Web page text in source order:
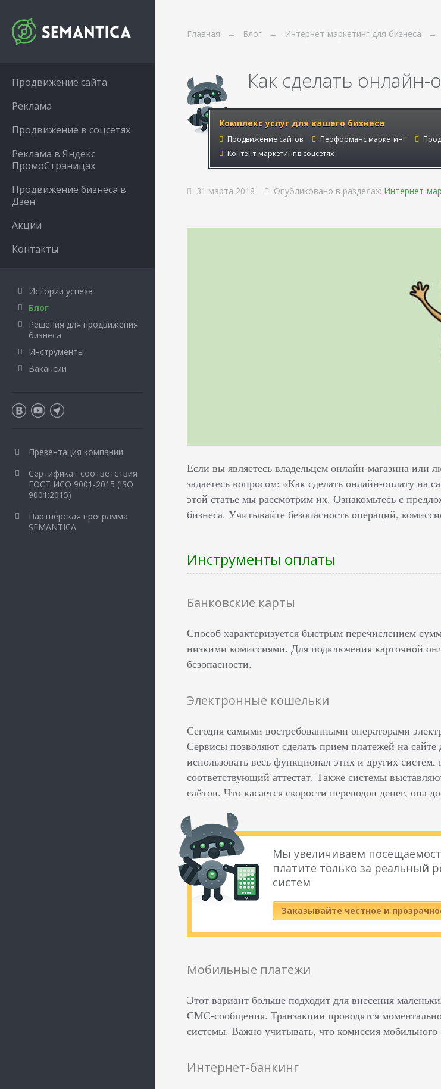
Главная Блог Интернет-маркетинг для бизнеса
Как сделать онлайн-
Комплекс услуг для вашего бизнеса
Продвижение сайтов Перформанс маркетинг
Контент-маркетинг в соцсетях
31 марта 2018 Опубликовано в разделах: Интернет-
Если вы являетесь владельцем онлайн-магазина или
задаетесь вопросом: «Как сделать онлайн-оплату на
этой статье мы рассмотрим их. Ознакомьтесь с
бизнеса. Учитывайте безопасность операций,
Инструменты оплаты
Банковские карты
Способ характеризуется быстрым перечислением
низкими комиссиями. Для подключения карточной
безопасности.
Электронные кошельки
Сегодня самыми востребованными операторами
Сервисы позволяют сделать прием платежей на
использовать весь функционал этих и других
соответствующий аттестат. Также системы
сайтов. Что касается скорости переводов денег, она
Мы увеличиваем
платите только за реальный
систем
Заказывайте честное и
Мобильные платежи
Этот вариант больше подходит для внесения
СМС-сообщения. Транзакции проводятся
системы. Важно учитывать, что комиссия мобильного
Интернет-банкинг
Продвижение сайта
Реклама
Продвижение в соцсетях
Реклама в Яндекс
ПромоСтраницах
Продвижение бизнеса в
Дзен
Акции
Контакты
Истории успеха
Блог
Решения для продвижения
бизнеса
Инструменты
Вакансии
Презентация компании
Сертификат соответствия
ГОСТ ИСО 9001-2015 (ISO
9001:2015)
Партнёрская программа
SEMANTICA